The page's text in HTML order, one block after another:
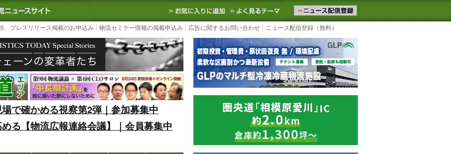
｜国内最大の物流ニュースサイト3PL, SCMなど国内外の最新の物流ニュースをお届けします。物流ニュースメール配信を登録す
お気に入りに追加 よく見るテーマ
、プレスリリース掲載のお申込み 物流セミナー情報の掲載申込み 広告に関するお問い合わせ ニュース配信登録（無料）
で確かめる視察第2弾｜参加募集中
る【物流広報連絡会議】｜会員募集中